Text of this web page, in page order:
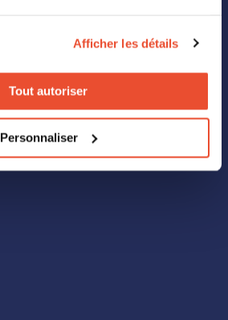
Afficher les détails
Tout autoriser
Personnaliser